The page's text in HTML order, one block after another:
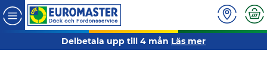
Delbetala upp till 4 mån Läs mer